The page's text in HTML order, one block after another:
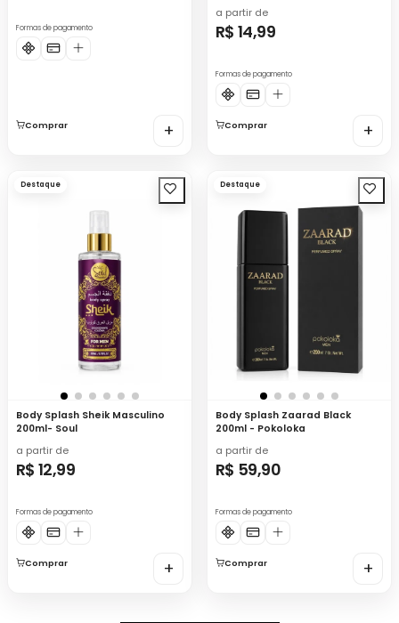
Formas de pagamento
Comprar +
a partir de
R$ 14,99
Formas de pagamento
Comprar +
Destaque
Body Splash Sheik Masculino
200ml- Soul
a partir de
R$ 12,99
Formas de pagamento
Comprar +
Destaque
Body Splash Zaarad Black
200ml - Pokoloka
a partir de
R$ 59,90
Formas de pagamento
Comprar +